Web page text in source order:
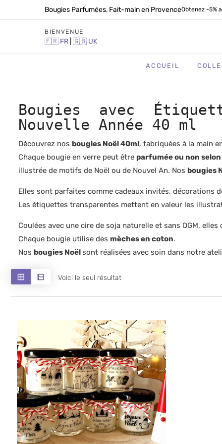
Bougies Parfumées, Fait-main en ProvenceObtenez -5%
BIENVENUE
🇫🇷 FR 🇬🇧 UK
ACCUEIL
Bougies avec
Nouvelle Année 40 ml
Découvrez nos bougies Noël 40ml, fabriquées à la main
Chaque bougie en verre peut être parfumée ou non
illustrée de motifs de Noël ou de Nouvel An. Nos bougies
Elles sont parfaites comme cadeaux invités, décorations
Les étiquettes transparentes mettent en valeur les
Coulées avec une cire de soja naturelle et sans OGM,
Chaque bougie utilise des mèches en coton.
Nos bougies Noëlsont réalisées avec soin dans notre
Voici le seul résultat